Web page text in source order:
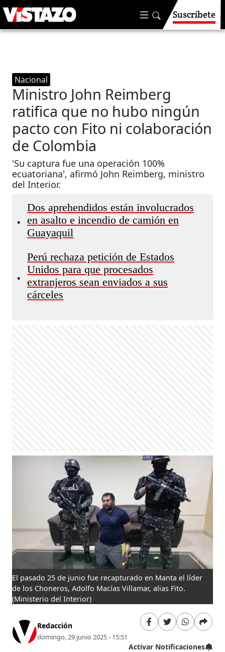
Suscríbete
Nacional
Ministro John Reimberg
ratifica que no hubo ningún
pacto con Fito ni colaboración
de Colombia
'Su captura fue una operación 100%
ecuatoriana', afirmó John Reimberg, ministro
del Interior.
•
Dos aprehendidos están involucrados
en asalto e incendio de camión en
Guayaquil
•
Perú rechaza petición de Estados
Unidos para que procesados
extranjeros sean enviados a sus
cárceles
El pasado 25 de junio fue recapturado en Manta el líder
de los Choneros, Adolfo Macías Villamar, alias Fito.
(Ministerio del Interior)
Redacción
domingo, 29 junio 2025 - 15:51
Activar Notificaciones